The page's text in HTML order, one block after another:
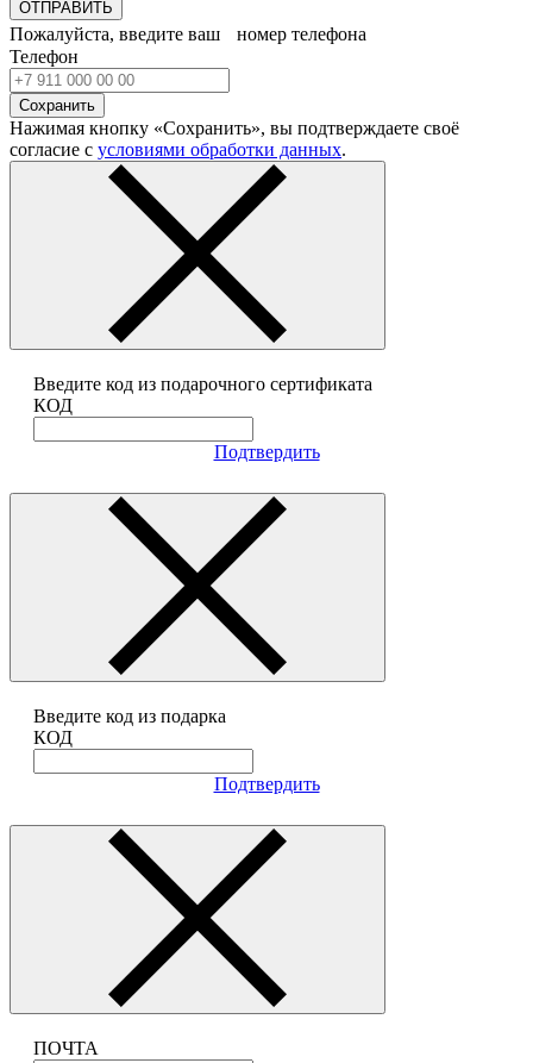
ОТПРАВИТЬ
Пожалуйста, введите ваш номер телефона
Телефон
Сохранить
Нажимая кнопку «Сохранить», вы подтверждаете своё
согласие с условиями обработки данных.
Введите код из подарочного сертификата
КОД
Подтвердить
Введите код из подарка
КОД
Подтвердить
ПОЧТА